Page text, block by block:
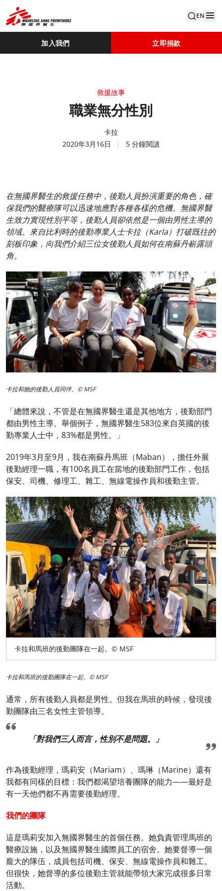
EN
加入我們 立即捐款
救援故事
職業無分性別
卡拉
2020年3月16日
5 分鐘閱讀
在無國界醫生的救援任務中，後勤人員扮演重要的角色，確
保我們的醫療隊可以迅速地應對各種各樣的危機。無國界醫
生致力實現性別平等，後勤人員卻依然是一個由男性主導的
領域。來自比利時的後勤專業人士卡拉（Karla）打破既往的
刻板印象，向我們介紹三位女後勤人員如何在南蘇丹嶄露頭
角。
卡拉和她的後勤人員同伴。© MSF
「總體來說，不管是在無國界醫生還是其他地方，後勤部門
都由男性主導。舉個例子，無國界醫生583位來自英國的後
勤專業人士中，83%都是男性。」
2019年3月至9月，我在南蘇丹馬班（Maban），擔任外展
後勤經理一職，有100名員工在當地的後勤部門工作，包括
保安、司機、修理工、雜工、無線電操作員和後勤主管。
卡拉和馬班的後勤團隊在一起。© MSF
卡拉和馬班的後勤團隊在一起。© MSF
通常，所有後勤人員都是男性。但我在馬班的時候，發現後
勤團隊由三名女性主管領導。
「對我們三人而言，性別不是問題。」
作為後勤經理，瑪莉安（Mariam）、瑪琳（Marine）還有
我都有同樣的目標：我們都渴望培養團隊的能力——最好是
有一天他們都不再需要後勤經理。
我們的團隊
這是瑪莉安加入無國界醫生的首個任務。她負責管理馬班的
醫療設施，以及無國界醫生國際員工的宿舍。她要督導一個
龐大的隊伍，成員包括司機、保安、無線電操作員和雜工。
但很快，她督導的多位後勤主管就能帶領大家完成很多日常
活動。